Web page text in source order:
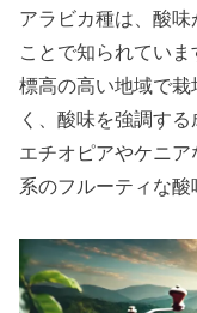
アラビカ種は、酸
ことで知られていま
標高の高い地域で栽
く、酸味を強調する
エチオピアやケニ
系のフルーティな酸